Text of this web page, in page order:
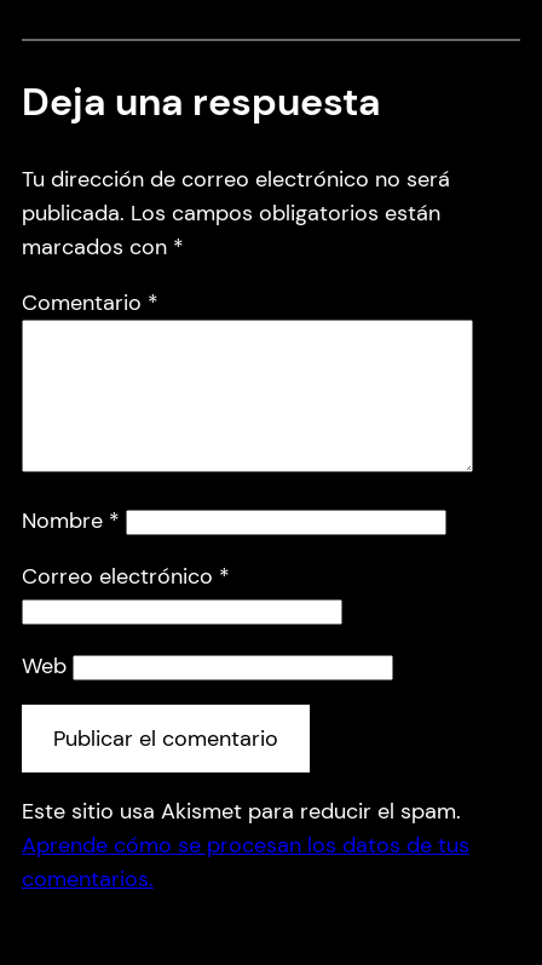
Deja una respuesta
Tu dirección de correo electrónico no será
publicada. Los campos obligatorios están
marcados con *
Comentario *
Nombre *
Correo electrónico *
Web
Este sitio usa Akismet para reducir el spam.
Aprende cómo se procesan los datos de tus
comentarios.